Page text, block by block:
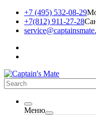
+7 (495) 532-08-29
+7(812) 911-27-28
Меню